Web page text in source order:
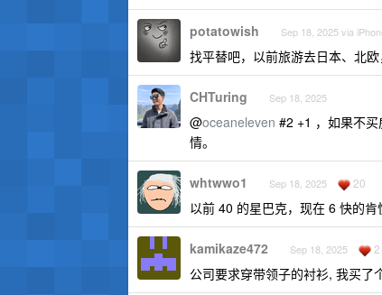
potatowish Sep 18, 2025 via
找平替吧，以前旅游去日本、北
CHTuring Sep 18, 2025
@oceaneleven #2 +1 ，如果不
情。
whtwwo1 Sep 18, 2025 20
以前 40 的星巴克，现在 6 快的
kamikaze472 Sep 18, 2025 2
公司要求穿带领子的衬衫, 我买了